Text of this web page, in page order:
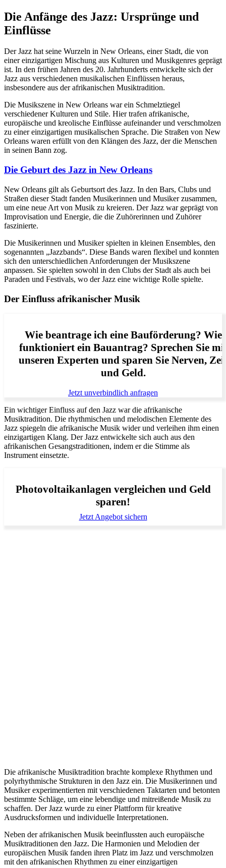
Die Anfänge des Jazz: Ursprünge und
Einflüsse
Der Jazz hat seine Wurzeln in New Orleans, einer Stadt, die von
einer einzigartigen Mischung aus Kulturen und Musikgenres geprägt
ist. In den frühen Jahren des 20. Jahrhunderts entwickelte sich der
Jazz aus verschiedenen musikalischen Einflüssen heraus,
insbesondere aus der afrikanischen Musiktradition.
Die Musikszene in New Orleans war ein Schmelztiegel
verschiedener Kulturen und Stile. Hier trafen afrikanische,
europäische und kreolische Einflüsse aufeinander und verschmolzen
zu einer einzigartigen musikalischen Sprache. Die Straßen von New
Orleans waren erfüllt von den Klängen des Jazz, der die Menschen
in seinen Bann zog.
Die Geburt des Jazz in New Orleans
New Orleans gilt als Geburtsort des Jazz. In den Bars, Clubs und
Straßen dieser Stadt fanden Musikerinnen und Musiker zusammen,
um eine neue Art von Musik zu kreieren. Der Jazz war geprägt von
Improvisation und Energie, die die Zuhörerinnen und Zuhörer
faszinierte.
Die Musikerinnen und Musiker spielten in kleinen Ensembles, den
sogenannten „Jazzbands“. Diese Bands waren flexibel und konnten
sich den unterschiedlichen Anforderungen der Musikszene
anpassen. Sie spielten sowohl in den Clubs der Stadt als auch bei
Paraden und Festivals, wo der Jazz eine wichtige Rolle spielte.
Der Einfluss afrikanischer Musik
Wie beantrage ich eine Bauförderung? Wie
funktioniert ein Bauantrag? Sprechen Sie
unseren Experten und sparen Sie Nerven,
und Geld.
Jetzt unverbindlich anfragen
Ein wichtiger Einfluss auf den Jazz war die afrikanische
Musiktradition. Die rhythmischen und melodischen Elemente des
Jazz spiegeln die afrikanische Musik wider und verleihen ihm einen
einzigartigen Klang. Der Jazz entwickelte sich auch aus den
afrikanischen Gesangstraditionen, indem er die Stimme als
Instrument einsetzte.
Photovoltaikanlagen vergleichen und Geld
sparen!
Jetzt Angebot sichern
Die afrikanische Musiktradition brachte komplexe Rhythmen und
polyrhythmische Strukturen in den Jazz ein. Die Musikerinnen und
Musiker experimentierten mit verschiedenen Taktarten und betonten
bestimmte Schläge, um eine lebendige und mitreißende Musik zu
schaffen. Der Jazz wurde zu einer Plattform für kreative
Ausdrucksformen und individuelle Interpretationen.
Neben der afrikanischen Musik beeinflussten auch europäische
Musiktraditionen den Jazz. Die Harmonien und Melodien der
europäischen Musik fanden ihren Platz im Jazz und verschmolzen
mit den afrikanischen Rhythmen zu einer einzigartigen